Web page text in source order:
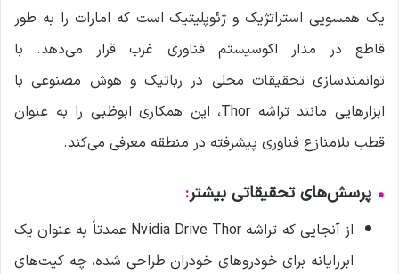
یک همسویی استراتژیک و ژئوپلیتیک است که امارات را به طور
قاطع در مدار اکوسیستم فناوری غرب قرار می‌دهد. با
توانمندسازی تحقیقات محلی در رباتیک و هوش مصنوعی با
ابزارهایی مانند تراشه Thor، این همکاری ابوظبی را به عنوان
قطب بلامنازع فناوری پیشرفته در منطقه معرفی می‌کند.
• پرسش‌های تحقیقاتی بیشتر:
از آنجایی که تراشه Nvidia Drive Thor عمدتاً به عنوان یک
ابررایانه برای خودروهای خودران طراحی شده، چه کیت‌های